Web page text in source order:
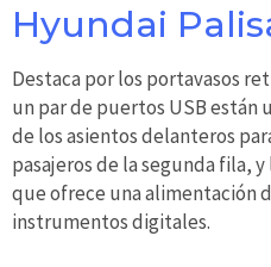
Hyundai
Destaca por los portavasos
un par de puertos USB están
de los asientos delanteros
pasajeros de la segunda fila,
que ofrece una alimentación
instrumentos digitales.